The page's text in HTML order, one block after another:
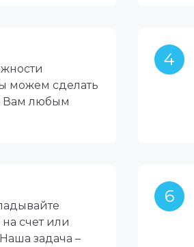
можем сделать
Вам любым
4
счет или
задача –
6